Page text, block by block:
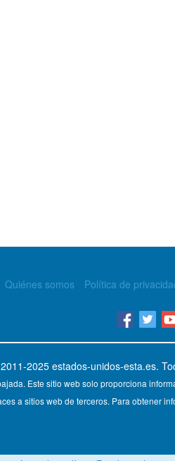
Quiénes somos Política de
2025 estados-unidos-esta.es.
Este sitio web solo proporciona
a sitios web de terceros. Para obtener